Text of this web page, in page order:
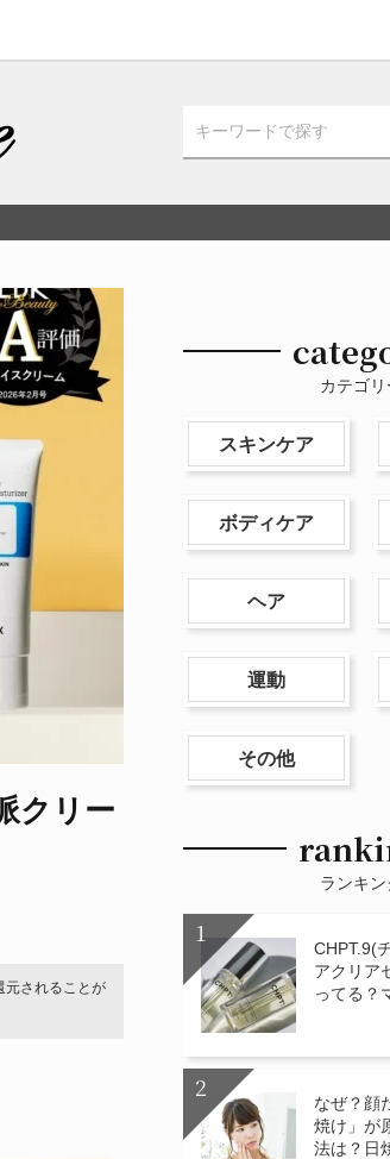
クリー
元されることが
カテゴリ
スキンケア
ボディケア
ヘア
運動
その他
ランキン
CHPT.9(
アクリア
ってる？
なぜ？顔
焼け」が
法は？日